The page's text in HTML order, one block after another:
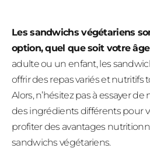
Les sandwichs végétariens
option, quel que soit votre âge
adulte ou un enfant, les
offrir des repas variés et nutritifs
Alors, n’hésitez pas à essayer
des ingrédients différents pour
profiter des avantages
sandwichs végétariens.